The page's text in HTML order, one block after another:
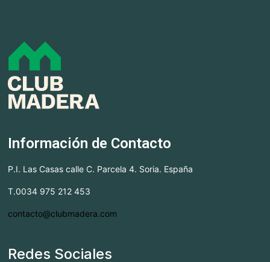
Información de Contacto
P.I. Las Casas calle C. Parcela 4. Soria. España
T.0034 975 212 453
contacto@clubmadera.com
Redes Sociales